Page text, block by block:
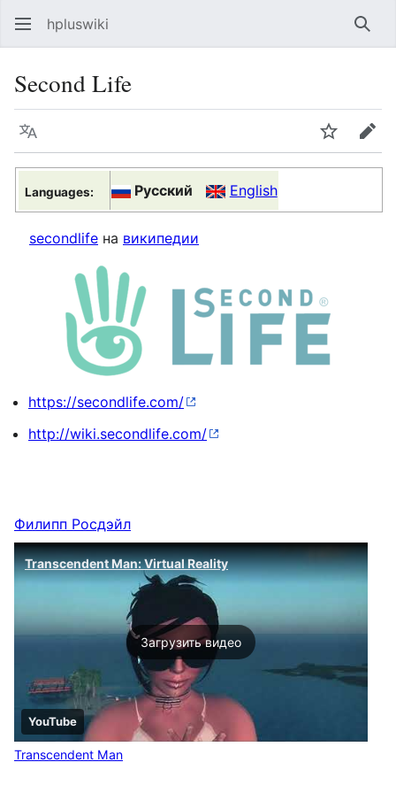
hpluswiki
Second Life
Язык Следить
Languages: Русский English
secondlife на википедии
https://secondlife.com/
http://wiki.secondlife.com/
Филипп Росдэйл
Transcendent Man: Virtual Reality
Загрузить видео
YouTube
Transcendent Man